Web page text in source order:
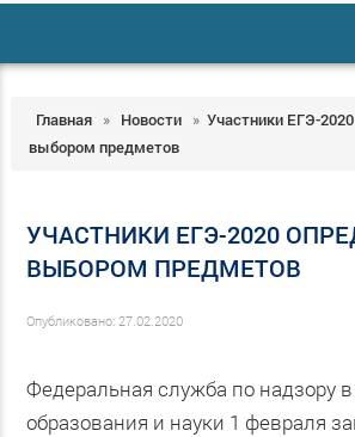
Главная » Новости » Участники ЕГЭ-
выбором предметов
УЧАСТНИКИ ЕГЭ-2020
ВЫБОРОМ ПРЕДМЕТОВ
Опубликовано: 27.02.2020
Федеральная служба по надзору
образования и науки 1 февраля